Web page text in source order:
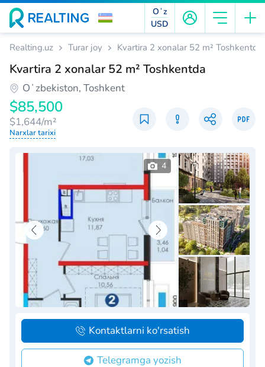
Oʻz
USD
Realting.uz Turar joy Kvartira 2 xonalar 52 m² Toshkentda
Kvartira 2 xonalar 52 m² Toshkentda
Oʻzbekiston, Toshkent
$85,500
$1,644/m²
Narxlar tarixi
4
Telegramga yozish
Kontaktlarni ko'rsatish